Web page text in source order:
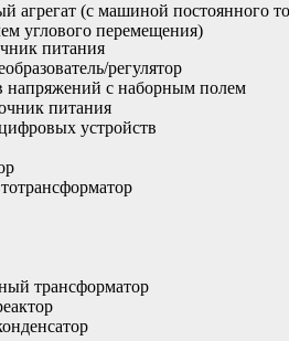
агрегат (с машиной постоянного
углового перемещения)
питания
регулятор
напряжений с наборным полем
питания
устройств
трансформатор